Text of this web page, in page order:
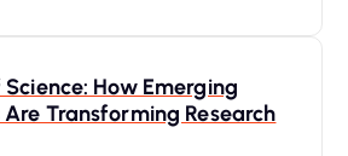
How Emerging
Transforming Research